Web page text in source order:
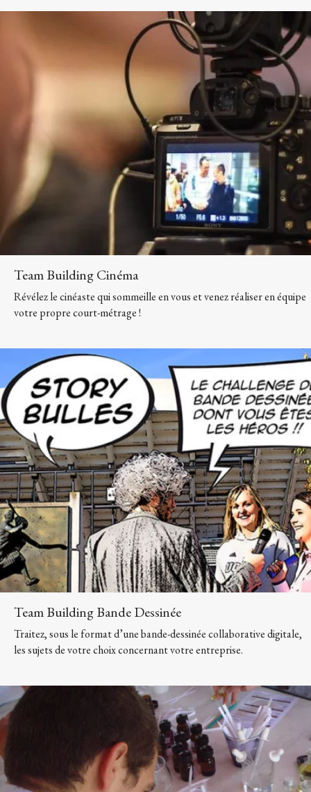
Team Building Cinéma
Révélez le cinéaste qui sommeille en vous et venez réaliser en équipe
votre propre court-métrage !
Team Building Bande Dessinée
Traitez, sous le format d’une bande-dessinée collaborative digitale,
les sujets de votre choix concernant votre entreprise.